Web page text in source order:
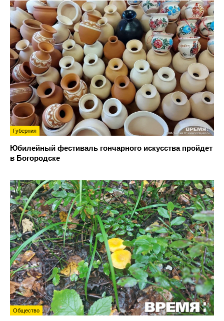
Губерния
Юбилейный фестиваль гончарного искусства пройдет
в Богородске
Общество